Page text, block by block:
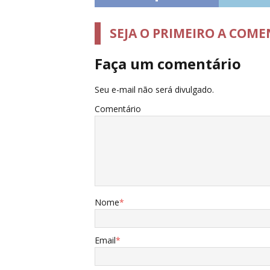
SEJA O PRIMEIRO A
Faça um comentário
Seu e-mail não será divulgado.
Comentário
Nome*
Email*